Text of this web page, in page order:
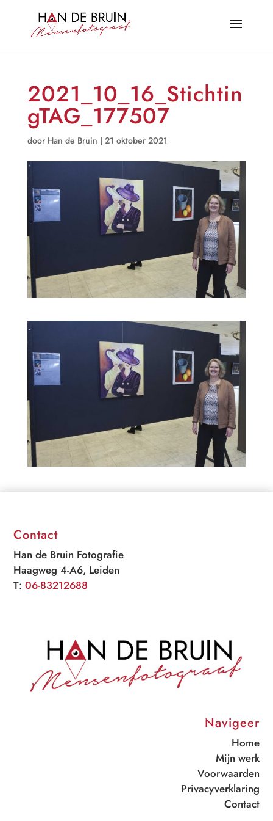
2021_10_16_Stichtin
gTAG_177507
door Han de Bruin | 21 oktober 2021
Contact
Han de Bruin Fotografie
Haagweg 4-A6, Leiden
T:06-83212688
Navigeer
Home
Mijn werk
Voorwaarden
Privacyverklaring
Contact